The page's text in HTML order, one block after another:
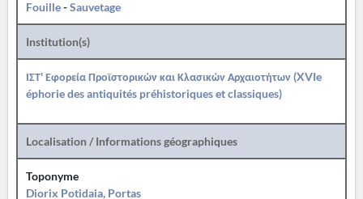
Fouille-Sauvetage
Institution(s)
ΙΣΤ' Εφορεία Προϊστορικών και Κλασικών Αρχαιοτήτων (XVIe
éphorie des antiquités préhistoriques et classiques)
Localisation / Informations géographiques
Toponyme
Diorix Potidaia, Portas